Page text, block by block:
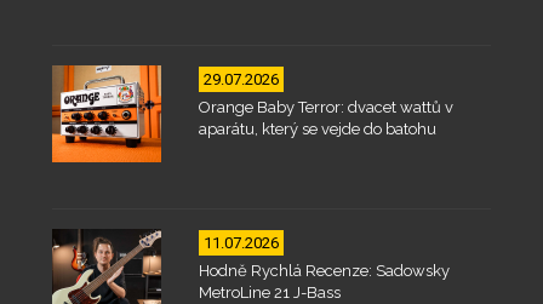
29.07.2026
Orange Baby Terror: dvacet wattů v
aparátu, který se vejde do batohu
11.07.2026
Hodně Rychlá Recenze: Sadowsky
MetroLine 21 J-Bass